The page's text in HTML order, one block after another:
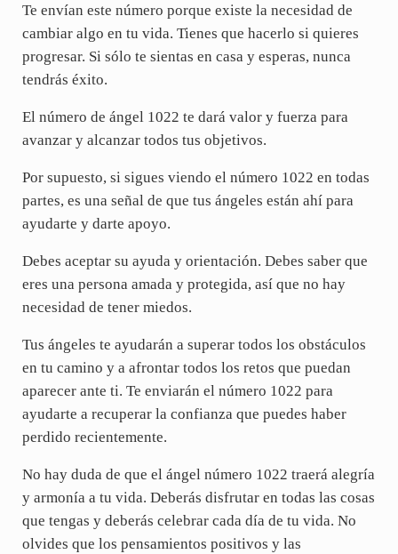
Te envían este número porque existe la necesidad de
cambiar algo en tu vida. Tienes que hacerlo si quieres
progresar. Si sólo te sientas en casa y esperas, nunca
tendrás éxito.
El número de ángel 1022 te dará valor y fuerza para
avanzar y alcanzar todos tus objetivos.
Por supuesto, si sigues viendo el número 1022 en todas
partes, es una señal de que tus ángeles están ahí para
ayudarte y darte apoyo.
Debes aceptar su ayuda y orientación. Debes saber que
eres una persona amada y protegida, así que no hay
necesidad de tener miedos.
Tus ángeles te ayudarán a superar todos los obstáculos
en tu camino y a afrontar todos los retos que puedan
aparecer ante ti. Te enviarán el número 1022 para
ayudarte a recuperar la confianza que puedes haber
perdido recientemente.
No hay duda de que el ángel número 1022 traerá alegría
y armonía a tu vida. Deberás disfrutar en todas las cosas
que tengas y deberás celebrar cada día de tu vida. No
olvides que los pensamientos positivos y las